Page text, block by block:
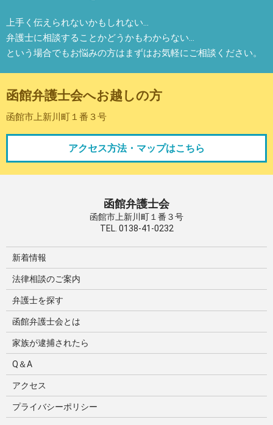
上手く伝えられないかもしれない…
弁護士に相談することかどうかもわからない…
という場合でもお悩みの方はまずはお気軽にご相談ください。
函館弁護士会へお越しの方
函館市上新川町１番３号
アクセス方法・マップはこちら
函館弁護士会
函館市上新川町１番３号
TEL. 0138-41-0232
新着情報
法律相談のご案内
弁護士を探す
函館弁護士会とは
家族が逮捕されたら
Q＆A
アクセス
プライバシーポリシー